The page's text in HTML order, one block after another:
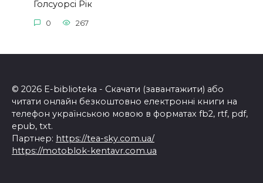
Голсуорсі Рік
0 267
© 2026 E-biblioteka - Скачати (завантажити) або
читати онлайн безкоштовно електронні книги на
телефон українською мовою в форматах fb2, rtf, pdf,
epub, txt.
Партнер: https://tea-sky.com.ua/
https://motoblok-kentavr.com.ua